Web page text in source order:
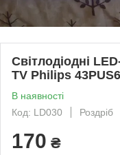
Світлодіодні
TV Philips
В наявності
Код: LD030
Роздріб
170 ₴